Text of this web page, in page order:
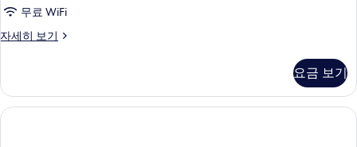
두
보
자
세
히
즈
대
무료 WiFi
자세히 보기
그
킹
사
이
요금 보기